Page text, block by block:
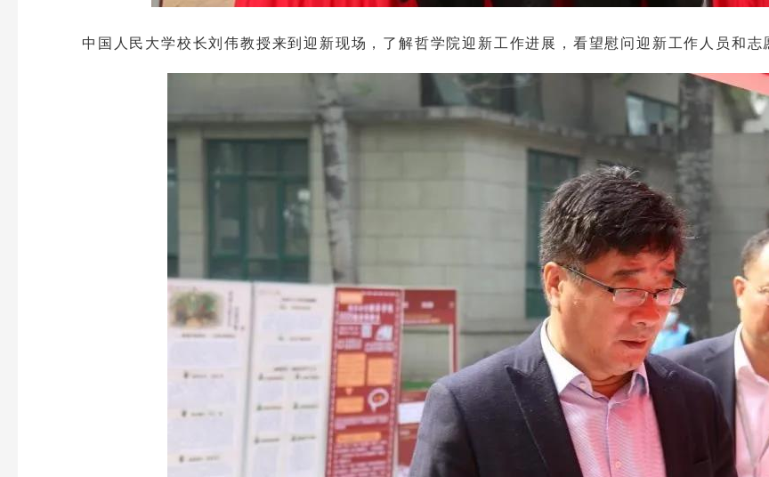
中国人民大学校长刘伟教授来到迎新现场，了解哲学院迎新工作进展，看望慰问迎新工作人员和志